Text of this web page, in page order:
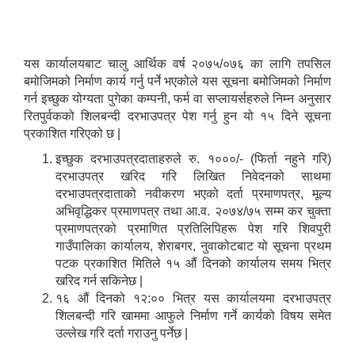
यस कार्यालयबाट चालु आर्थिक वर्ष २०७५/०७६ का लागि तपसिल
बमोजिमको निर्माण कार्य गर्नु पर्ने भएकोले यस सूचना बमोजिमको निर्माण
गर्न इच्छुक योग्यता पुगेका कम्पनी, फर्म वा सप्लायर्सहरुले निम्न अनुसार
रितपुर्वकको शिलबन्दी दरभाउपत्र पेश गर्नु हुन यो १५ दिने सूचना
प्रकाशित गरिएको छ |
इच्छुक दरभाउपत्रदाताहरुले रु. १०००/- (फिर्ता नहुने गरि)
दरभाउपत्र खरिद गरि लिखित निवेदनको साथमा
दरभाउपत्रदाताको नवीकरण भएको दर्ता प्रमाणपत्र, मूल्य
अभिवृद्धिकर प्रमाणपत्र तथा आ.व. २०७४/७५ सम्म कर चुक्ता
प्रमाणपत्रको प्रमाणित प्रतिलिपिहरू पेश गरि शिवपुरी
गाउँपालिका कार्यालय, शेराबगर, नुवाकोटबाट यो सूचना प्रथम
पटक प्रकाशित मितिले १५ औं दिनको कार्यालय समय भित्र
खरिद गर्न सकिनेछ |
१६ औं दिनको १२:०० भित्र यस कार्यालयमा दरभाउपत्र
शिलबन्दी गरि खाममा आफुले निर्माण गर्ने कार्यको विषय समेत
उल्लेख गरि दर्ता गराउनु पर्नेछ |